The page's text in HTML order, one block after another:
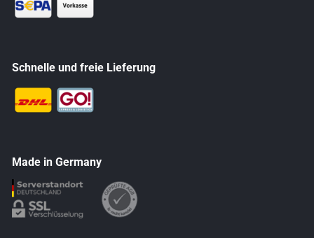
Schnelle und freie Lieferung
Made in Germany